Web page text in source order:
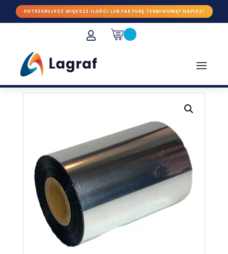
POTRZEBUJESZ WIĘKSZE ILOŚCI LUB FAKTURĘ TERMINOWĄ? NAPISZ!
